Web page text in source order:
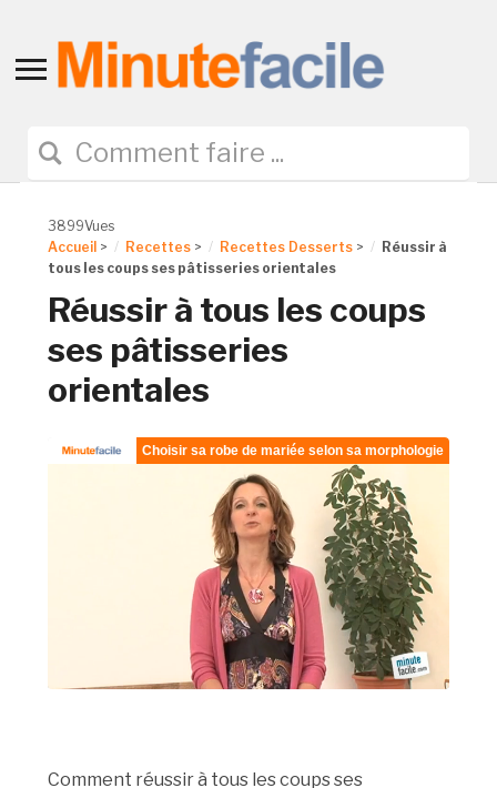
Toggle
navigation
3899Vues
Accueil > Recettes > Recettes Desserts >
Réussir à
tous les coups ses pâtisseries orientales
Réussir à tous les coups
ses pâtisseries
orientales
Comment réussir à tous les coups ses